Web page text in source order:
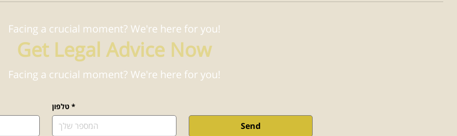
Facing a crucial moment? We're here for you!
Get Legal Advice Now
Facing a crucial moment? We're here for you!
טלפון *
Send